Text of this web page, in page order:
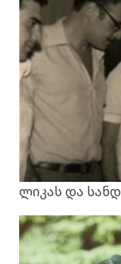
ლიკას და